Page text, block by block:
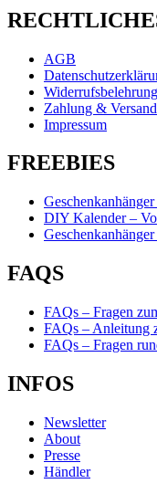
AGB
Widerrufsbelehrung
Zahlung & Versand
Impressum
FREEBIES
DIY Kalender –
FAQS
FAQs – Fragen
FAQs – Anleitung
FAQs – Fragen
INFOS
Newsletter
About
Presse
Händler